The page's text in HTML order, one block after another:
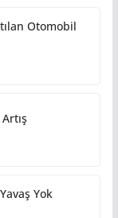
Otomobil
Yok